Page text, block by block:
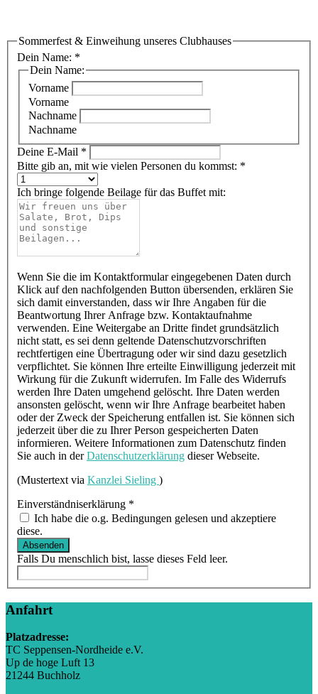
Sommerfest & Einweihung unseres Clubhauses
Dein Name: *
Dein Name:
Vorname
Vorname
Nachname
Nachname
Deine E-Mail *
Bitte gib an, mit wie vielen Personen du kommst: *
Ich bringe folgende Beilage für das Buffet mit:
Wenn Sie die im Kontaktformular eingegebenen Daten durch
Klick auf den nachfolgenden Button übersenden, erklären Sie
sich damit einverstanden, dass wir Ihre Angaben für die
Beantwortung Ihrer Anfrage bzw. Kontaktaufnahme
verwenden. Eine Weitergabe an Dritte findet grundsätzlich
nicht statt, es sei denn geltende Datenschutzvorschriften
rechtfertigen eine Übertragung oder wir sind dazu gesetzlich
verpflichtet. Sie können Ihre erteilte Einwilligung jederzeit mit
Wirkung für die Zukunft widerrufen. Im Falle des Widerrufs
werden Ihre Daten umgehend gelöscht. Ihre Daten werden
ansonsten gelöscht, wenn wir Ihre Anfrage bearbeitet haben
oder der Zweck der Speicherung entfallen ist. Sie können sich
jederzeit über die zu Ihrer Person gespeicherten Daten
informieren. Weitere Informationen zum Datenschutz finden
Sie auch in derDatenschutzerklärung dieser Webseite.
(Mustertext via Kanzlei Sieling )
Einverständniserklärung *
Ich habe die o.g. Bedingungen gelesen und akzeptiere
diese.
Absenden
Falls Du menschlich bist, lasse dieses Feld leer.
Anfahrt
Platzadresse:
TC Seppensen-Nordheide e.V.
Up de hoge Luft 13
21244 Buchholz